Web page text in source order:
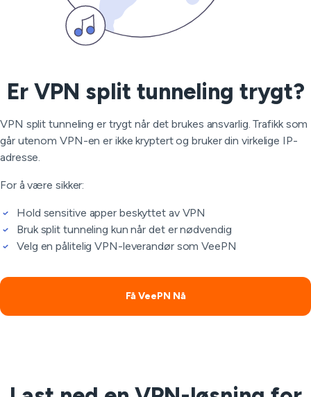
Er VPN split tunneling trygt?
VPN split tunneling er trygt når det brukes ansvarlig. Trafikk som
går utenom VPN-en er ikke kryptert og bruker din virkelige IP-
adresse.
For å være sikker:
Hold sensitive apper beskyttet av VPN
Bruk split tunneling kun når det er nødvendig
Velg en pålitelig VPN-leverandør som VeePN
Få VeePN Nå